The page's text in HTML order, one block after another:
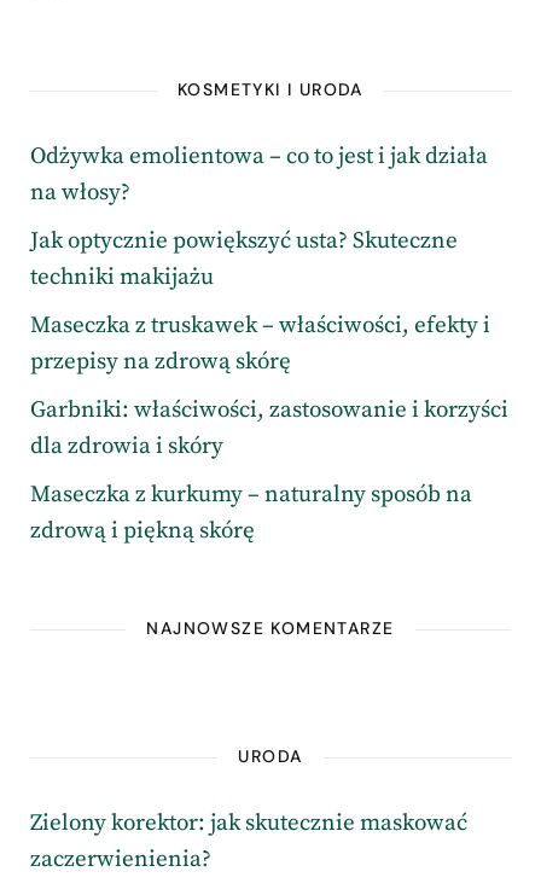
KOSMETYKI I URODA
Odżywka emolientowa – co to jest i jak działa
na włosy?
Jak optycznie powiększyć usta? Skuteczne
techniki makijażu
Maseczka z truskawek – właściwości, efekty i
przepisy na zdrową skórę
Garbniki: właściwości, zastosowanie i korzyści
dla zdrowia i skóry
Maseczka z kurkumy – naturalny sposób na
zdrową i piękną skórę
NAJNOWSZE KOMENTARZE
URODA
Zielony korektor: jak skutecznie maskować
zaczerwienienia?